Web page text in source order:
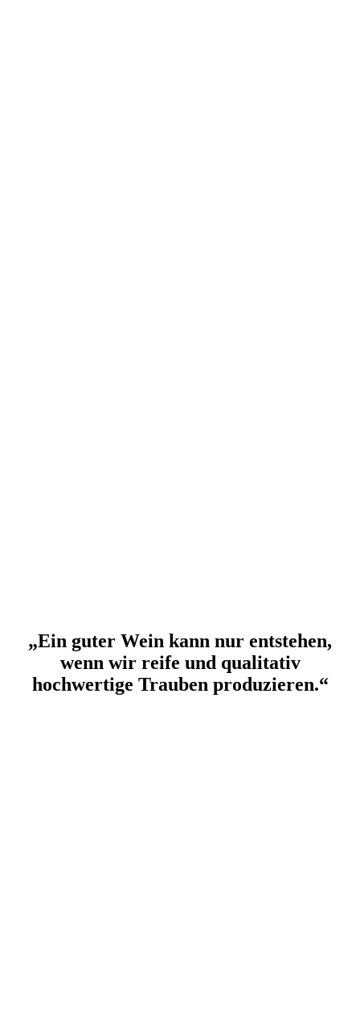
„Ein guter Wein kann nur entstehen,
wenn wir reife und qualitativ
hochwertige Trauben produzieren.“